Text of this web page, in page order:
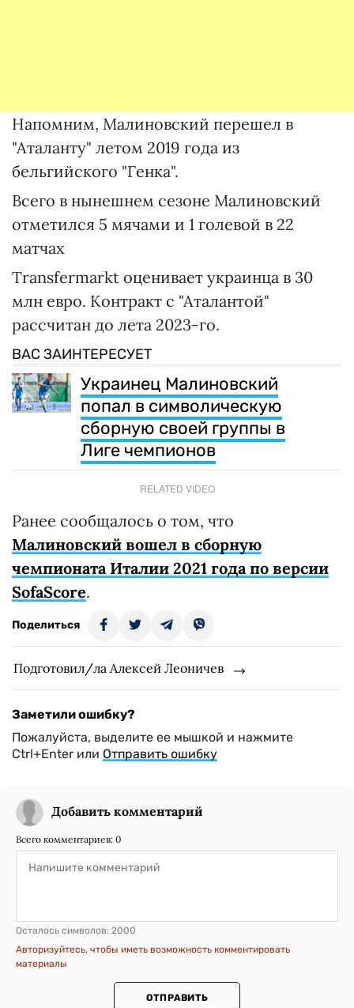
Напомним, Малиновский перешел в
"Аталанту" летом 2019 года из
бельгийского "Генка".
Всего в нынешнем сезоне Малиновский
отметился 5 мячами и 1 голевой в 22
матчах
Transfermarkt оценивает украинца в 30
млн евро. Контракт с "Аталантой"
рассчитан до лета 2023-го.
ВАС ЗАИНТЕРЕСУЕТ
Украинец Малиновский
попал в символическую
сборную своей группы в
Лиге чемпионов
RELATED VIDEO
Ранее сообщалось о том, что
Малиновский вошел в сборную
чемпионата Италии 2021 года по версии
SofaScore.
Поделиться
Подготовил/ла Алексей Леоничев
Заметили ошибку?
Пожалуйста, выделите ее мышкой и нажмите
Ctrl+Enter или Отправить ошибку
Добавить комментарий
Всего комментариев: 0
Осталось символов: 2000
Авторизуйтесь, чтобы иметь возможность комментировать
материалы
ОТПРАВИТЬ